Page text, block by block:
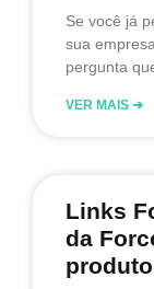
Se você já
sua
pergunta
VER MAIS ➔
Links
da